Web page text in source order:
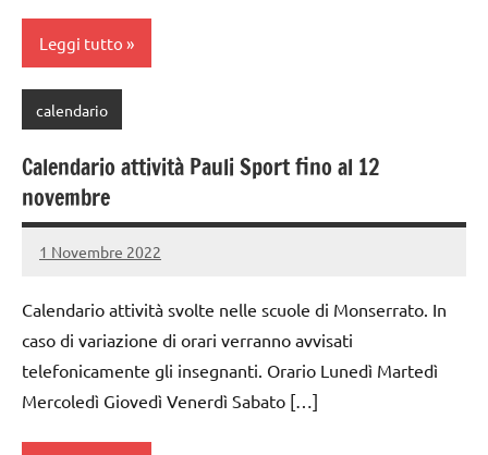
Leggi tutto
calendario
Calendario attività Pauli Sport fino al 12
novembre
1 Novembre 2022
PauliSport
Nessun
Calendario attività svolte nelle scuole di Monserrato. In
caso di variazione di orari verranno avvisati
telefonicamente gli insegnanti. Orario Lunedì Martedì
Mercoledì Giovedì Venerdì Sabato […]